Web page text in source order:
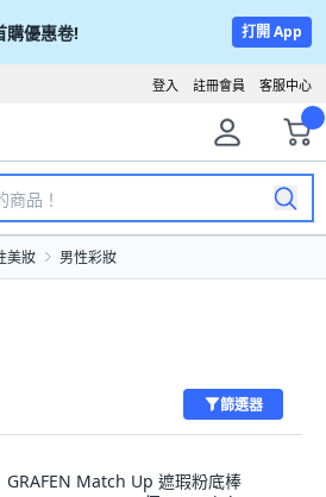
購優惠卷! 打開 App
客服中心
註冊會員
登入
美妝 男性彩妝
篩選器
GRAFEN Match Up 遮瑕粉底棒